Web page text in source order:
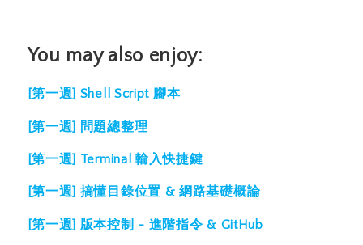
You may also enjoy:
[第一週] Shell Script 腳本
[第一週] 問題總整理
[第一週] Terminal 輸入快捷鍵
[第一週] 搞懂目錄位置 & 網路基礎概論
[第一週] 版本控制 - 進階指令 & GitHub